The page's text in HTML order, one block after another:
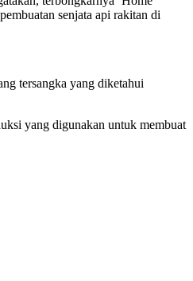
senjata api rakitan di
tersangka yang diketahui
yang digunakan untuk membuat